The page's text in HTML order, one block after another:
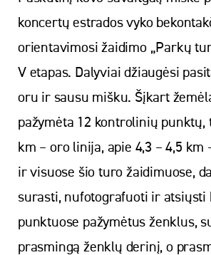
koncertų estrados vyko
orientavimosi žaidimo „Parkų
V etapas. Dalyviai džiaugėsi
oru ir sausu mišku. Šįkart
pažymėta 12 kontrolinių punktų,
km – oro linija, apie 4,3 – 4,5 km
ir visuose šio turo žaidimuose,
surasti, nufotografuoti ir atsiųsti
punktuose pažymėtus ženklus,
prasmingą ženklų derinį, o